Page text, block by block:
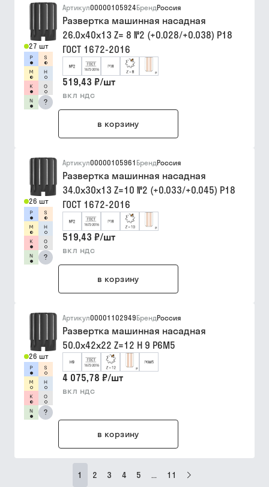
27 шт
?
Артикул00000105924БрендРоссия
Развертка машинная насадная
26.0х40х13 Z= 8 №2 (+0.028/+0.038) Р18
ГОСТ 1672-2016
519,43 ₽/шт
вкл ндс
в корзину
26 шт
?
Артикул00000105961 БрендРоссия
Развертка машинная насадная
34.0х30х13 Z=10 №2 (+0.033/+0.045) Р18
ГОСТ 1672-2016
519,43 ₽/шт
вкл ндс
в корзину
26 шт
?
Артикул00001102949БрендРоссия
Развертка машинная насадная
50.0х42х22 Z=12 H 9 Р6М5
4 075,78 ₽/шт
вкл ндс
в корзину
1 2 3 4 5 ... 11